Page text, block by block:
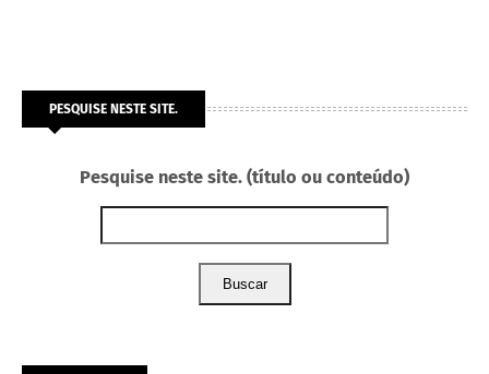
PESQUISE NESTE SITE.
Pesquise neste site. (título ou conteúdo)
Buscar